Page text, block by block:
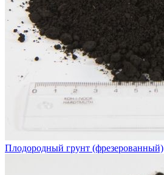
Плодородный грунт (фрезерованный)